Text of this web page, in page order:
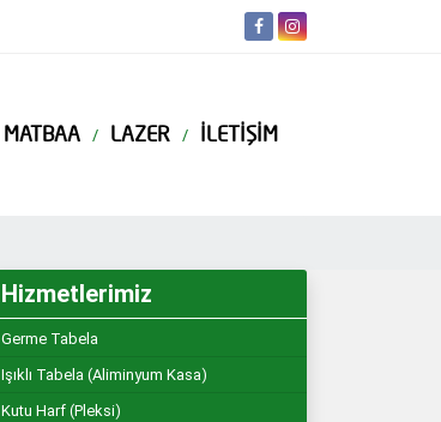
MATBAA LAZER İLETIŞIM
Hizmetlerimiz
Germe Tabela
Işıklı Tabela (Aliminyum Kasa)
Kutu Harf (Pleksi)